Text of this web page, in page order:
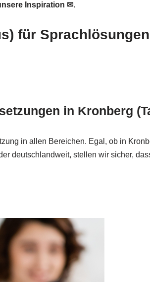
Inspiration ✉.
für
in Kronberg
in allen Bereichen. Egal, ob in
deutschlandweit, stellen wir sicher,